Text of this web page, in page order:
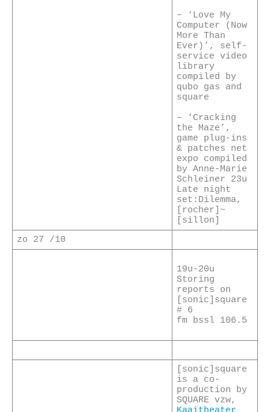
– ‘Love My
Computer (Now
More Than
Ever)’, self-
service video
library
compiled by
qubo gas and
square
– ‘Cracking
the Maze’,
game plug-ins
& patches net
expo compiled
by Anne-Marie
Schleiner 23u
Late night
set:Dilemma,
[rocher]~
[sillon]
zo 27 /10
19u-20u
Storing
reports on
[sonic]square
# 6
fm bssl 106.5
[sonic]square
is a co-
production by
SQUARE vzw,
Kaaitheater